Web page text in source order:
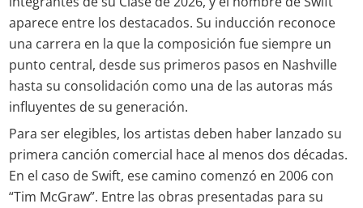
aparece entre los destacados. Su inducción reconoce
una carrera en la que la composición fue siempre un
punto central, desde sus primeros pasos en Nashville
hasta su consolidación como una de las autoras más
influyentes de su generación.
Para ser elegibles, los artistas deben haber lanzado su
primera canción comercial hace al menos dos décadas.
En el caso de Swift, ese camino comenzó en 2006 con
“Tim McGraw”. Entre las obras presentadas para su